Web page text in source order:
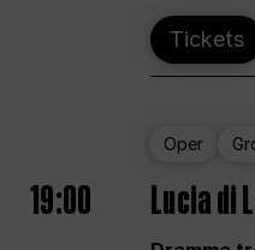
Tickets
Oper
19:00 Lucia di